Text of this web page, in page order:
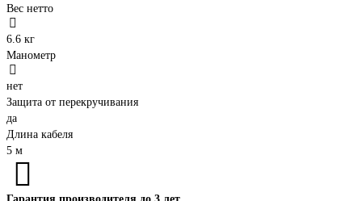
Вес нетто
6.6 кг
Манометр
нет
Защита от перекручивания
да
Длина кабеля
5 м